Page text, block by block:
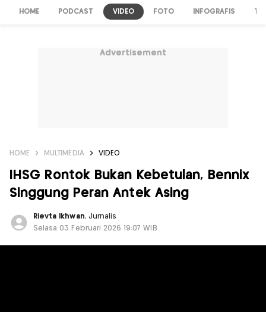
HOME PODCAST VIDEO FOTO INFOGRAFIS TV
Advertisement
HOME MULTIMEDIA VIDEO
IHSG Rontok Bukan Kebetulan, Bennix
Singgung Peran Antek Asing
Rievta Ikhwan, Jurnalis
Selasa 03 Februari 2026 19:07 WIB